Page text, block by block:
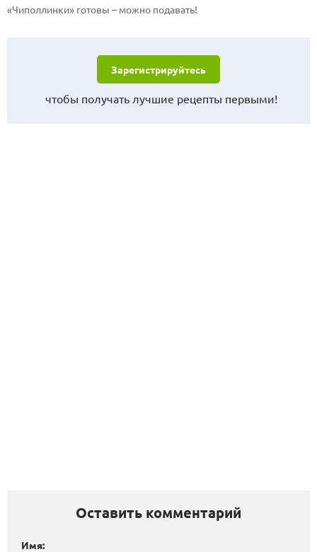
«Чиполлинки» готовы – можно подавать!
Зарегистрируйтесь
чтобы получать лучшие рецепты первыми!
Оставить комментарий
Имя: